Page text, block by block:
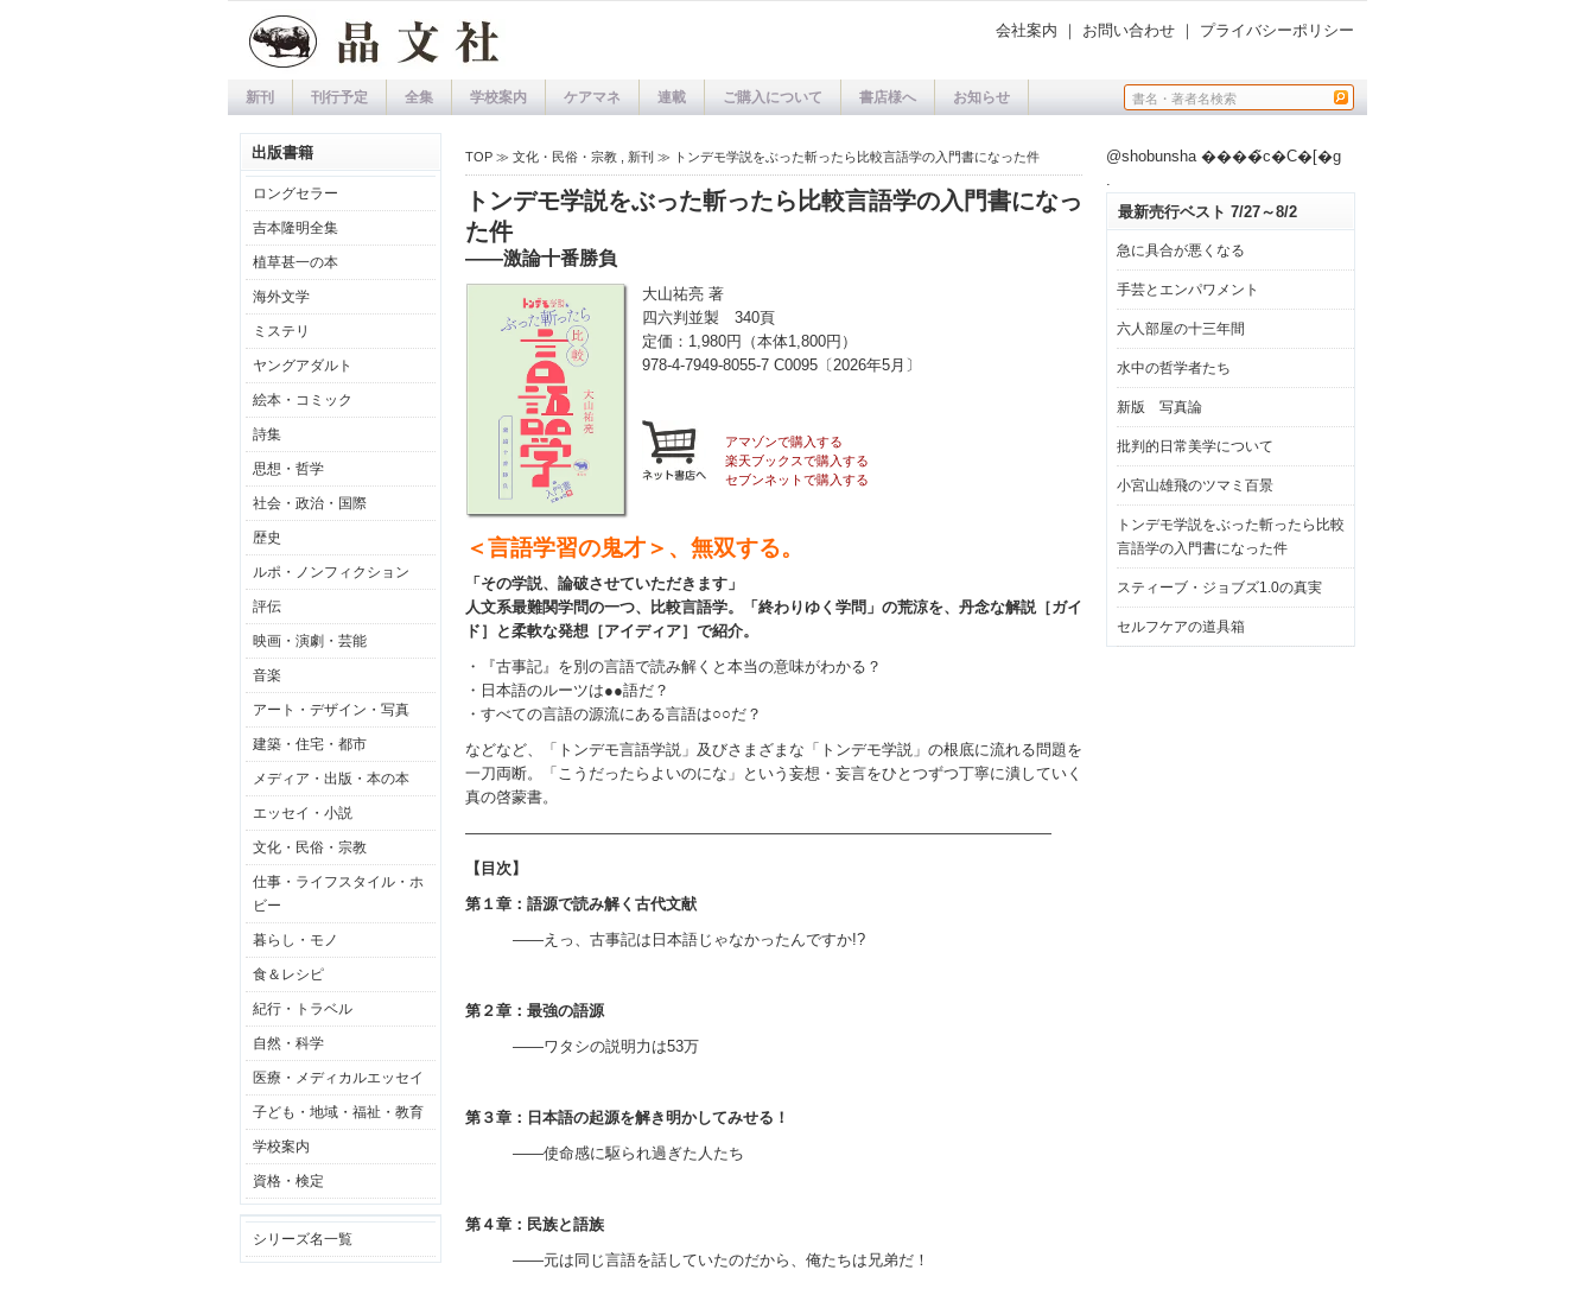
会社案内 ｜ お問い合わせ ｜ プライバシーポリシー
新刊 刊行予定 全集 学校案内 ケアマネ 連載 ご購入について 書店様へ お知らせ
出版書籍
ロングセラー
吉本隆明全集
植草甚一の本
海外文学
ミステリ
ヤングアダルト
絵本・コミック
詩集
思想・哲学
社会・政治・国際
歴史
ルポ・ノンフィクション
評伝
映画・演劇・芸能
音楽
アート・デザイン・写真
建築・住宅・都市
メディア・出版・本の本
エッセイ・小説
文化・民俗・宗教
仕事・ライフスタイル・ホ
ビー
暮らし・モノ
食＆レシピ
紀行・トラベル
自然・科学
医療・メディカルエッセイ
子ども・地域・福祉・教育
学校案内
資格・検定
シリーズ名一覧
TOP ≫ 文化・民俗・宗教 新刊 ≫ トンデモ学説をぶった斬ったら比較言語学の入門書になった件
トンデモ学説をぶった斬ったら比較言語学の入門書になっ
た件
――激論十番勝負
大山祐亮 著
四六判並製 340頁
定価：1,980円（本体1,800円）
978-4-7949-8055-7 C0095〔2026年5月〕
アマゾンで購入する
楽天ブックスで購入する
セブンネットで購入する
＜言語学習の鬼才＞、無双する。
「その学説、論破させていただきます」
人文系最難関学問の一つ、比較言語学。「終わりゆく学問」の荒涼を、丹念な解説［ガイ
ド］と柔軟な発想［アイディア］で紹介。
・『古事記』を別の言語で読み解くと本当の意味がわかる？
・日本語のルーツは●●語だ？
・すべての言語の源流にある言語は○○だ？
などなど、「トンデモ言語学説」及びさまざまな「トンデモ学説」の根底に流れる問題を
一刀両断。「こうだったらよいのにな」という妄想・妄言をひとつずつ丁寧に潰していく
真の啓蒙書。
――――――――――――――――――――――――――――――――――――――
【目次】
第１章：語源で読み解く古代文献
――えっ、古事記は日本語じゃなかったんですか!?
第２章：最強の語源
――ワタシの説明力は53万
第３章：日本語の起源を解き明かしてみせる！
――使命感に駆られ過ぎた人たち
第４章：民族と語族
――元は同じ言語を話していたのだから、俺たちは兄弟だ！
@shobunsha ����̃c�C�[�g
.
最新売行ベスト 7/27～8/2
急に具合が悪くなる
手芸とエンパワメント
六人部屋の十三年間
水中の哲学者たち
新版 写真論
批判的日常美学について
小宮山雄飛のツマミ百景
トンデモ学説をぶった斬ったら比較
言語学の入門書になった件
スティーブ・ジョブズ1.0の真実
セルフケアの道具箱